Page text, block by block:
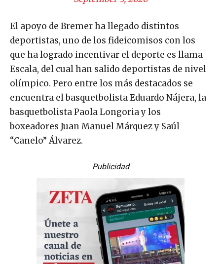
El apoyo de Bremer ha llegado distintos
deportistas, uno de los fideicomisos con los
que ha logrado incentivar el deporte es llama
Escala, del cual han salido deportistas de nivel
olímpico. Pero entre los más destacados se
encuentra el basquetbolista Eduardo Nájera, la
basquetbolista Paola Longoria y los
boxeadores Juan Manuel Márquez y Saúl
“Canelo” Álvarez.
Publicidad